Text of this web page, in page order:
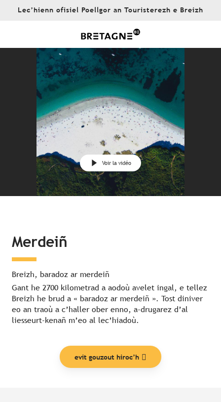
Lec’hienn ofisiel Poellgor an Touristerezh e Breizh
Voir la vidéo
Merdeiñ
Breizh, baradoz ar merdeiñ
Gant he 2700 kilometrad a aodoù avelet ingal, e tellez
Breizh he brud a « baradoz ar merdeiñ ». Tost diniver
eo an traoù a c’haller ober enno, a-drugarez d’al
liesseurt-kenañ m’eo al lec’hiadoù.
evit gouzout hiroc’h